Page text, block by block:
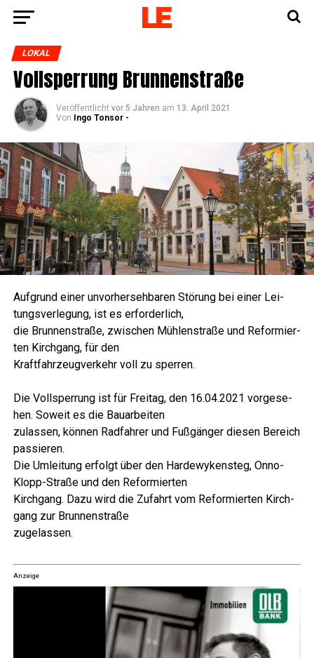
LOKAL
Voll­sper­rung Brunnenstraße
Veröffentlicht vor 5 Jahren am 13. April 2021
Von
Ingo Tonsor -
Auf­grund einer unvor­her­seh­ba­ren Stö­rung bei einer Lei­
tungs­ver­le­gung, ist es erforderlich,
die Brun­nen­stra­ße, zwi­schen Müh­len­stra­ße und Refor­mier­
ten Kirch­gang, für den
Kraft­fahr­zeug­ver­kehr voll zu sperren.
Die Voll­sper­rung ist für Frei­tag, den 16.04.2021 vor­ge­se­
hen. Soweit es die Bauarbeiten
zulas­sen, kön­nen Rad­fah­rer und Fuß­gän­ger die­sen Bereich
passieren.
Die Umlei­tung erfolgt über den Har­de­wy­ke­n­steg, Onno-
Klopp-Stra­ße und den Reformierten
Kirch­gang. Dazu wird die Zufahrt vom Refor­mier­ten Kirch­
gang zur Brunnenstraße
zuge­las­sen.
Anzeige